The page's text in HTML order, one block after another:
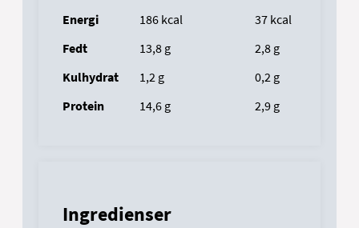
Energi
			186
kcal
				37
kcal
Fedt
13,8 g
					2,8
g
Kulhydrat
		1,2
g
					0,2
g
Protein
		14,6
g
					2,9
g
Ingredienser